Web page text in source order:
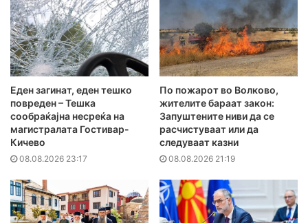
Еден загинат, еден тешко
повреден – Тешка
сообраќајна несреќа на
магистралата Гостивар-
Кичево
08.08.2026 23:17
По пожарот во Волково,
жителите бараат закон:
Запуштените ниви да се
расчистуваат или да
следуваат казни
08.08.2026 21:19